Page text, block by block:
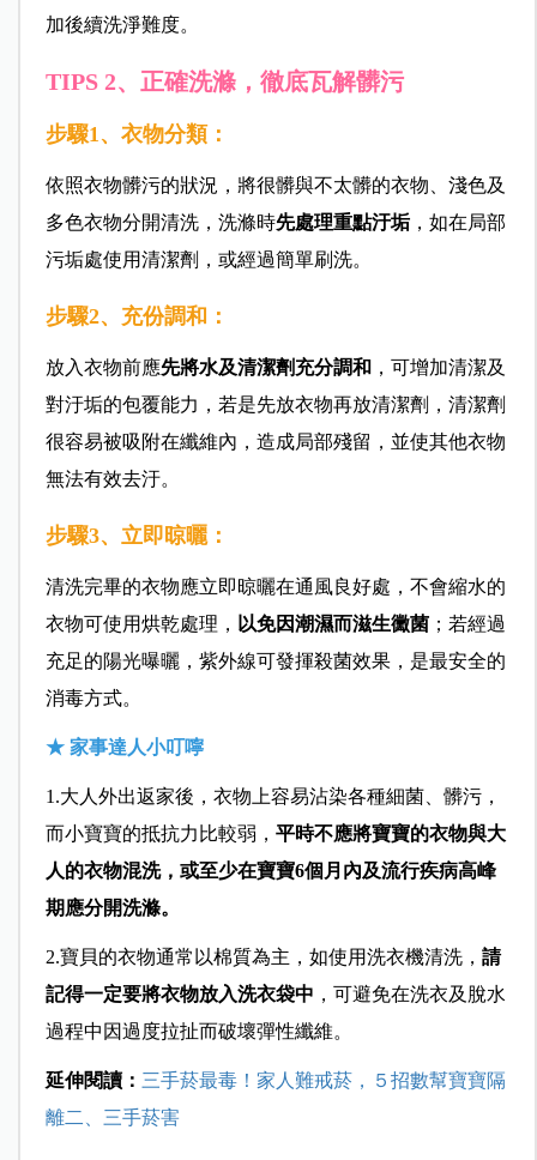
加後續洗淨難度。
TIPS 2、正確洗滌，徹底瓦解髒污
步驟1、衣物分類：
依照衣物髒污的狀況，將很髒與不太髒的衣物、淺色及
多色衣物分開清洗，洗滌時先處理重點汙垢，如在局部
污垢處使用清潔劑，或經過簡單刷洗。
步驟2、充份調和：
放入衣物前應先將水及清潔劑充分調和 ，可增加清潔及
對汙垢的包覆能力，若是先放衣物再放清潔劑，清潔劑
很容易被吸附在纖維內，造成局部殘留，並使其他衣物
無法有效去汙。
步驟3、立即晾曬：
清洗完畢的衣物應立即晾曬在通風良好處，不會縮水的
衣物可使用烘乾處理， 以免因潮濕而滋生黴菌；若經過
充足的陽光曝曬，紫外線可發揮殺菌效果，是最安全的
消毒方式。
★ 家事達人小叮嚀
1.大人外出返家後，衣物上容易沾染各種細菌、髒污，
而小寶寶的抵抗力比較弱， 平時不應將寶寶的衣物與大
人的衣物混洗，或至少在寶寶6個月內及流行疾病高峰
期應分開洗滌。
2.寶貝的衣物通常以棉質為主，如使用洗衣機清洗， 請
記得一定要將衣物放入洗衣袋中 ，可避免在洗衣及脫水
過程中因過度拉扯而破壞彈性纖維。
延伸閱讀： 三手菸最毒！家人難戒菸，５招數幫寶寶隔
離二、三手菸害